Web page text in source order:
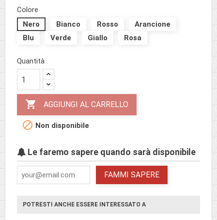
Colore
Nero
Bianco Rosso
Arancione
Blu
Verde Giallo Rosa
Quantità
 AGGIUNGI AL CARRELLO
 Non disponibile
Le faremo sapere quando sarà disponibile
FAMMI SAPERE
POTRESTI ANCHE ESSERE INTERESSATO A